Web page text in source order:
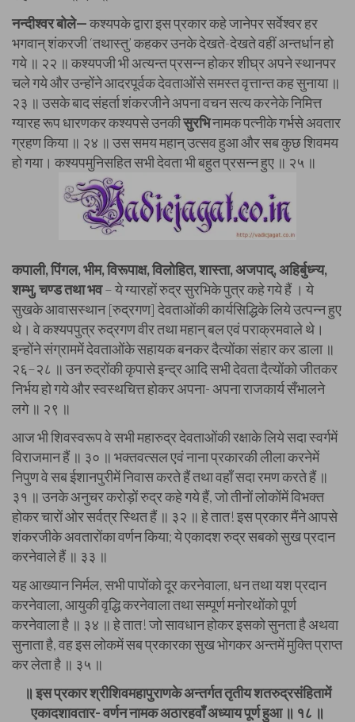
नन्दीश्वर बोले—कश्यपके द्वारा इस प्रकार कहे जानेपर सर्वेश्वर हर
भगवान् शंकरजी ‘तथास्तु’ कहकर उनके देखते-देखते वहीं अन्तर्धान हो
गये ॥ २२ ॥ कश्यपजी भी अत्यन्त प्रसन्न होकर शीघ्र अपने स्थानपर
चले गये और उन्होंने आदरपूर्वक देवताओंसे समस्त वृत्तान्त कह सुनाया ॥
२३ ॥ उसके बाद संहर्ता शंकरजीने अपना वचन सत्य करनेके निमित्त
ग्यारह रूप धारणकर कश्यपसे उनकीसुरभिनामक पत्नीके गर्भसे अवतार
ग्रहण किया ॥ २४ ॥ उस समय महान् उत्सव हुआ और सब कुछ शिवमय
हो गया। कश्यपमुनिसहित सभी देवता भी बहुत प्रसन्न हुए ॥ २५ ॥
कपाली, पिंगल, भीम, विरूपाक्ष, विलोहित, शास्ता, अजपाद्, अहिर्बुध्न्य,
शम्भु, चण्ड तथा भव– ये ग्यारहों रुद्र सुरभिके पुत्र कहे गये हैं । ये
सुखके आवासस्थान [रुद्रगण] देवताओंकी कार्यसिद्धिके लिये उत्पन्न हुए
थे। वे कश्यपपुत्र रुद्रगण वीर तथा महान् बल एवं पराक्रमवाले थे।
इन्होंने संग्राममें देवताओंके सहायक बनकर दैत्योंका संहार कर डाला ॥
२६–२८ ॥ उन रुद्रोंकी कृपासे इन्द्र आदि सभी देवता दैत्योंको जीतकर
निर्भय हो गये और स्वस्थचित्त होकर अपना- अपना राजकार्य सँभालने
लगे ॥ २९ ॥
आज भी शिवस्वरूप वे सभी महारुद्र देवताओंकी रक्षाके लिये सदा स्वर्गमें
विराजमान हैं ॥ ३० ॥ भक्तवत्सल एवं नाना प्रकारकी लीला करनेमें
निपुण वे सब ईशानपुरीमें निवास करते हैं तथा वहाँ सदा रमण करते हैं ॥
३१ ॥ उनके अनुचर करोड़ों रुद्र कहे गये हैं, जो तीनों लोकोंमें विभक्त
होकर चारों ओर सर्वत्र स्थित हैं ॥ ३२ ॥ हे तात! इस प्रकार मैंने आपसे
शंकरजीके अवतारोंका वर्णन किया; ये एकादश रुद्र सबको सुख प्रदान
करनेवाले हैं ॥ ३३ ॥
यह आख्यान निर्मल, सभी पापोंको दूर करनेवाला, धन तथा यश प्रदान
करनेवाला, आयुकी वृद्धि करनेवाला तथा सम्पूर्ण मनोरथोंको पूर्ण
करनेवाला है ॥ ३४ ॥ हे तात! जो सावधान होकर इसको सुनता है अथवा
सुनाता है, वह इस लोकमें सब प्रकारका सुख भोगकर अन्तमें मुक्ति प्राप्त
कर लेता है ॥ ३५ ॥
॥ इस प्रकार श्रीशिवमहापुराणके अन्तर्गत तृतीय शतरुद्रसंहितामें
एकादशावतार- वर्णन नामक अठारहवाँ अध्याय पूर्ण हुआ ॥ १८ ॥